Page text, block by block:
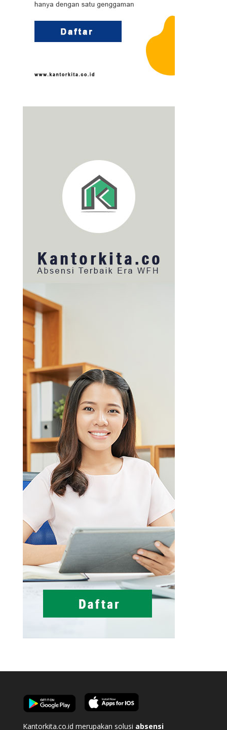
Kantorkita.co.id merupakan solusi absensi